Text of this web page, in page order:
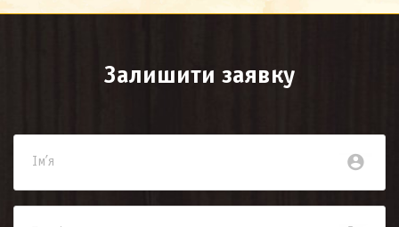
Залишити заявку